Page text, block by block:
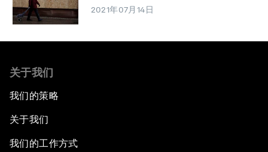
2021年07月14日
关于我们
我们的策略
关于我们
我们的工作方式